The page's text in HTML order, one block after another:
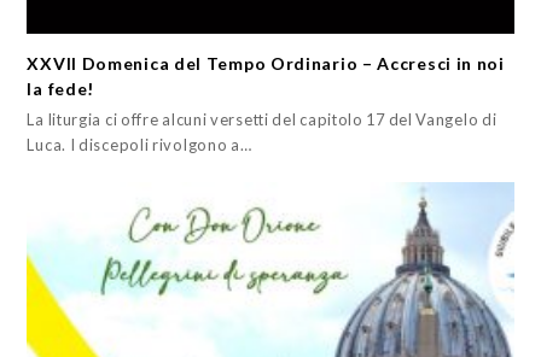
XXVII Domenica del Tempo Ordinario – Accresci in noi
la fede!
La liturgia ci offre alcuni versetti del capitolo 17 del Vangelo di
Luca. I discepoli rivolgono a…